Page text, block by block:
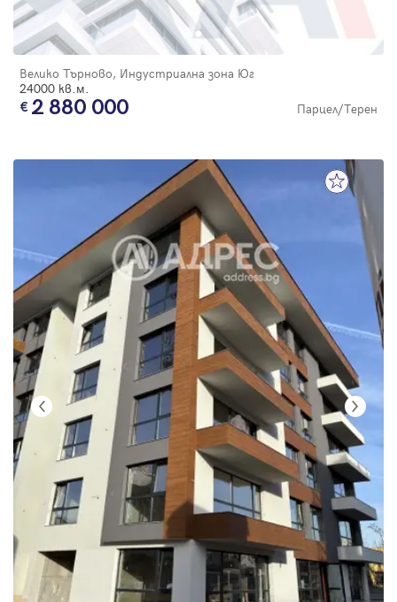
Велико Търново, Индустриална зона Юг
24000 кв.м.
2 880 000 Парцел/Терен